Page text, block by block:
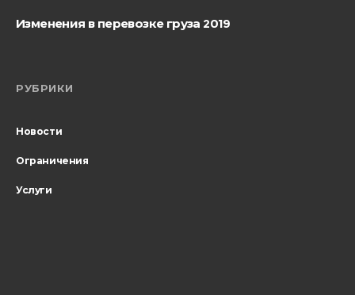
Изменения в перевозке груза 2019
РУБРИКИ
Новости
Ограничения
Услуги